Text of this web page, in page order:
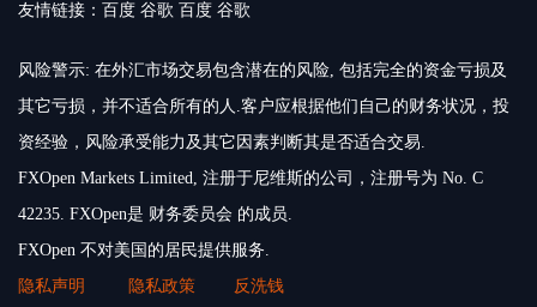
友情链接： 百度 谷歌 百度 谷歌
风险警示: 在外汇市场交易包含潜在的风险, 包括完全的资金亏损及
其它亏损，并不适合所有的人.客户应根据他们自己的财务状况，投
资经验，风险承受能力及其它因素判断其是否适合交易.
FXOpen Markets Limited, 注册于尼维斯的公司，注册号为 No. C
42235. FXOpen是 财务委员会 的成员.
FXOpen 不对美国的居民提供服务.
隐私声明
隐私政策 反洗钱